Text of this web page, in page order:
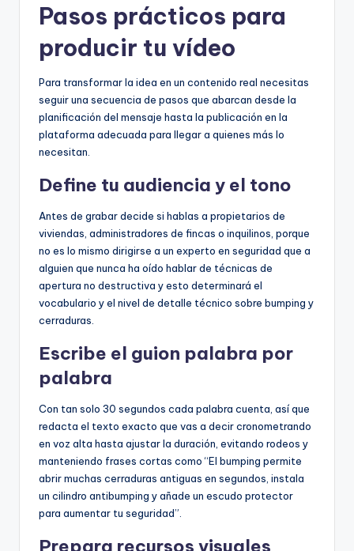
Pasos prácticos para
producir tu vídeo
Para transformar la idea en un contenido real necesitas
seguir una secuencia de pasos que abarcan desde la
planificación del mensaje hasta la publicación en la
plataforma adecuada para llegar a quienes más lo
necesitan.
Define tu audiencia y el tono
Antes de grabar decide si hablas a propietarios de
viviendas, administradores de fincas o inquilinos, porque
no es lo mismo dirigirse a un experto en seguridad que a
alguien que nunca ha oído hablar de técnicas de
apertura no destructiva y esto determinará el
vocabulario y el nivel de detalle técnico sobre bumping y
cerraduras.
Escribe el guion palabra por
palabra
Con tan solo 30 segundos cada palabra cuenta, así que
redacta el texto exacto que vas a decir cronometrando
en voz alta hasta ajustar la duración, evitando rodeos y
manteniendo frases cortas como “El bumping permite
abrir muchas cerraduras antiguas en segundos, instala
un cilindro antibumping y añade un escudo protector
para aumentar tu seguridad”.
Prepara recursos visuales